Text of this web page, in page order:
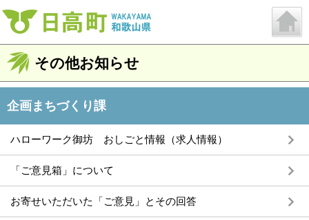
その他お知らせ
企画まちづくり課
ハローワーク御坊 おしごと情報（求人情報）
「ご意見箱」について
お寄せいただいた「ご意見」とその回答